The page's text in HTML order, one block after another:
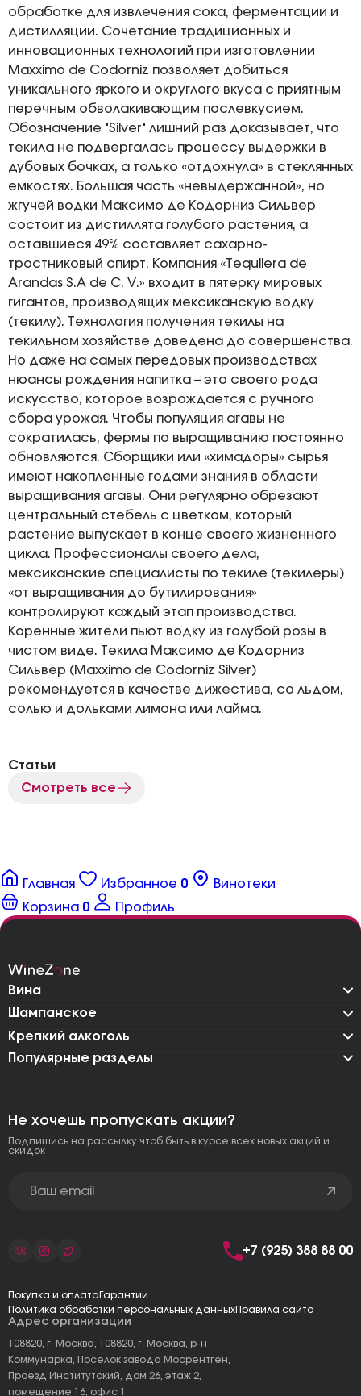
обработке для извлечения сока, ферментации и
дистилляции. Сочетание традиционных и
инновационных технологий при изготовлении
Maxximo de Codorniz позволяет добиться
уникального яркого и округлого вкуса с приятным
перечным обволакивающим послевкусием.
Обозначение "Silver" лишний раз доказывает, что
текила не подвергалась процессу выдержки в
дубовых бочках, а только «отдохнула» в стеклянных
емкостях. Большая часть «невыдержанной», но
жгучей водки Максимо де Кодорниз Сильвер
состоит из дистиллята голубого растения, а
оставшиеся 49% составляет сахарно-
тростниковый спирт. Компания «Tequilera de
Arandas S.A de C. V.» входит в пятерку мировых
гигантов, производящих мексиканскую водку
(текилу). Технология получения текилы на
текильном хозяйстве доведена до совершенства.
Но даже на самых передовых производствах
нюансы рождения напитка – это своего рода
искусство, которое возрождается с ручного
сбора урожая. Чтобы популяция агавы не
сократилась, фермы по выращиванию постоянно
обновляются. Сборщики или «химадоры» сырья
имеют накопленные годами знания в области
выращивания агавы. Они регулярно обрезают
центральный стебель с цветком, который
растение выпускает в конце своего жизненного
цикла. Профессионалы своего дела,
мексиканские специалисты по текиле (текилеры)
«от выращивания до бутилирования»
контролируют каждый этап производства.
Коренные жители пьют водку из голубой розы в
чистом виде. Текила Максимо де Кодорниз
Сильвер (Maxximo de Codorniz Silver)
рекомендуется в качестве дижестива, со льдом,
солью и дольками лимона или лайма.
Статьи
Смотреть все
Главная Избранное 0
Винотеки
Корзина 0 Профиль
Вина
Шампанское
Крепкий алкоголь
Популярные разделы
Адрес организации
108820, г. Москва, 108820, г. Москва, р-н
Коммунарка, Поселок завода Мосрентген,
Проезд Институтский, дом 26, этаж 2,
помещение 16, офис 1
Не хочешь пропускать акции?
Подпишись на рассылку чтоб быть в курсе всех новых акций и
скидок
+7 (925) 388 88 00
Покупка и оплата Гарантии
Политика обработки персональных данныхПравила сайта